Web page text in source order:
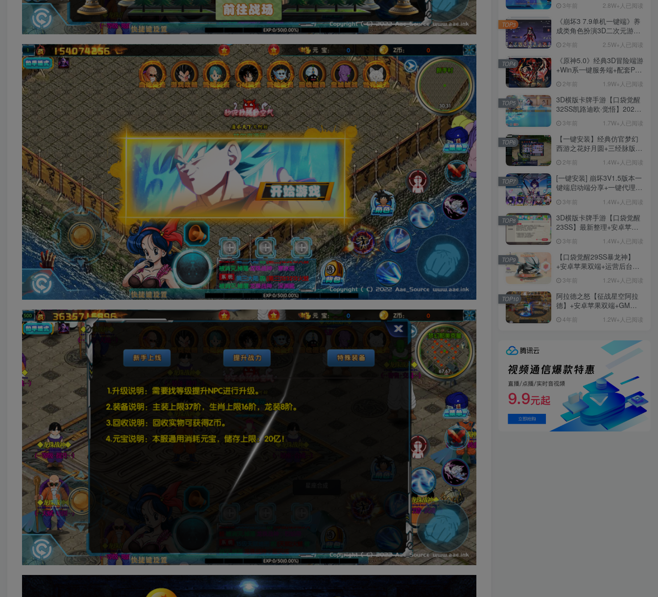
说明文件
3年前 2.8W+人已阅读
《崩坏3 7.9单机一键端》养
成类角色扮演3D二次元游
用、无限资源、附带保姆级
安装教程
2年前 2.5W+人已阅读
TOP3
《原神5.0》经典3D冒险端游
+Win系一键服务端+配套PC
池文件
2年前 1.9W+人已阅读
TOP4
3D横版卡牌手游【口袋觉醒
32SS凯路迪欧·觉悟】2023
+支付对接+安卓苹果双端+运
营后台+GM授权后台+代理
后台
3年前 1.7W+人已阅读
TOP5
【一键安装】经典仿官梦幻
西游之花好月圆+三经脉版本
卡+剧情活动+视频搭建及其
他修改资料
2年前 1.4W+人已阅读
TOP6
[一键安装] 崩坏3V1.5版本一
键端启动端分享+一键代理
ID+详细指令+极简一键修改
3年前 1.4W+人已阅读
TOP7
3D横版卡牌手游【口袋觉醒
23SS】最新整理+安卓苹果
细搭建教程
3年前 1.4W+人已阅读
TOP8
【口袋觉醒29SS暴龙神】
+安卓苹果双端+运营后台
端 3年前 1.2W+人已阅读
TOP9
阿拉德之怒【征战星空阿拉
德】+安卓苹果双端+GM授
+详细教程
4年前 1.2W+人已阅读
TOP10